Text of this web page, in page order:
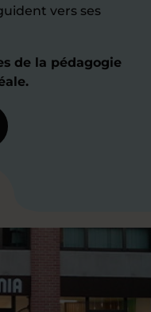
vers ses
de la pédagogie